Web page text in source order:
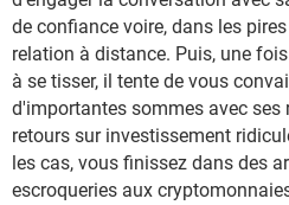
de confiance voire, dans les
relation à distance. Puis, une
à se tisser, il tente de vous
d'importantes sommes avec ses
retours sur investissement
les cas, vous finissez dans des
escroqueries aux